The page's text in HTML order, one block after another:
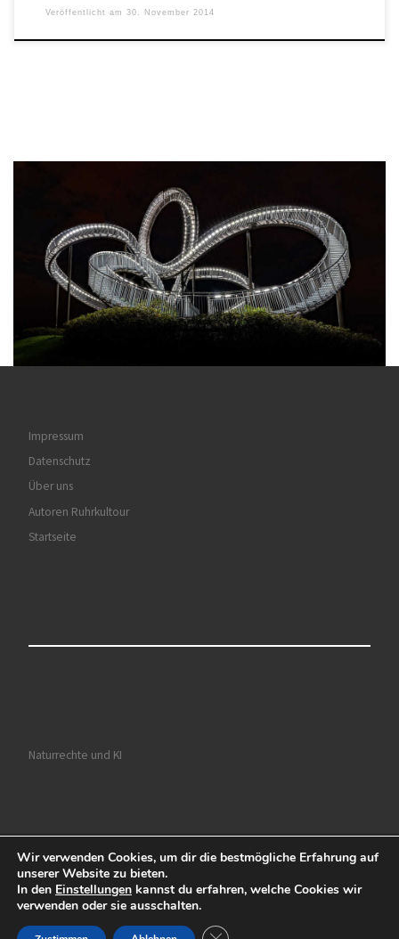
Veröffentlicht am 30. November 2014
Impressum
Datenschutz
Über uns
Autoren Ruhrkultour
Startseite
Naturrechte und KI
© 2026Ruhrkultour– Alle Rechte vorbehalten
Präsentiert von WP– Entworfen mit demCustomizr-Theme
Wir verwenden Cookies, um dir die bestmögliche Erfahrung auf
unserer Website zu bieten.
In den Einstellungen kannst du erfahren, welche Cookies wir
verwenden oder sie ausschalten.
GDPR Cookie-Banner schließen